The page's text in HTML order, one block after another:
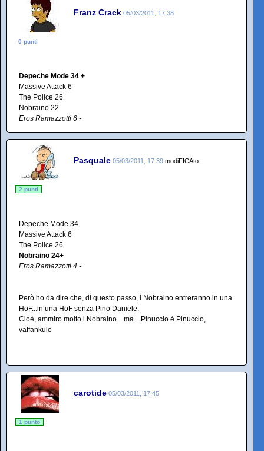
Franz Crack 05/03/2011, 17:38
0 punti
Depeche Mode 34 +
Massive Attack 6
The Police 26
Nobraino 22
Eros Ramazzotti 6 -
Pasquale 05/03/2011, 17:39 modiFICAto
2 punti
Depeche Mode 34
Massive Attack 6
The Police 26
Nobraino 24+
Eros Ramazzotti 4 -
Però ho da dire che, di questo passo, i Nobraino entreranno in una
HoF...in una HoF senza Pino Daniele.
Cioè, ammiro molto i Nobraino... ma... Pinuccio è Pinuccio,
vaffankulo
carotide 05/03/2011, 17:45
1 punto